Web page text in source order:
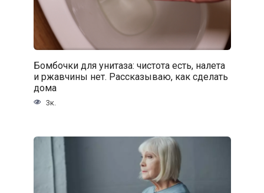
Бомбочки для унитаза: чистота есть, налета
и ржавчины нет. Рассказываю, как сделать
дома
3к.